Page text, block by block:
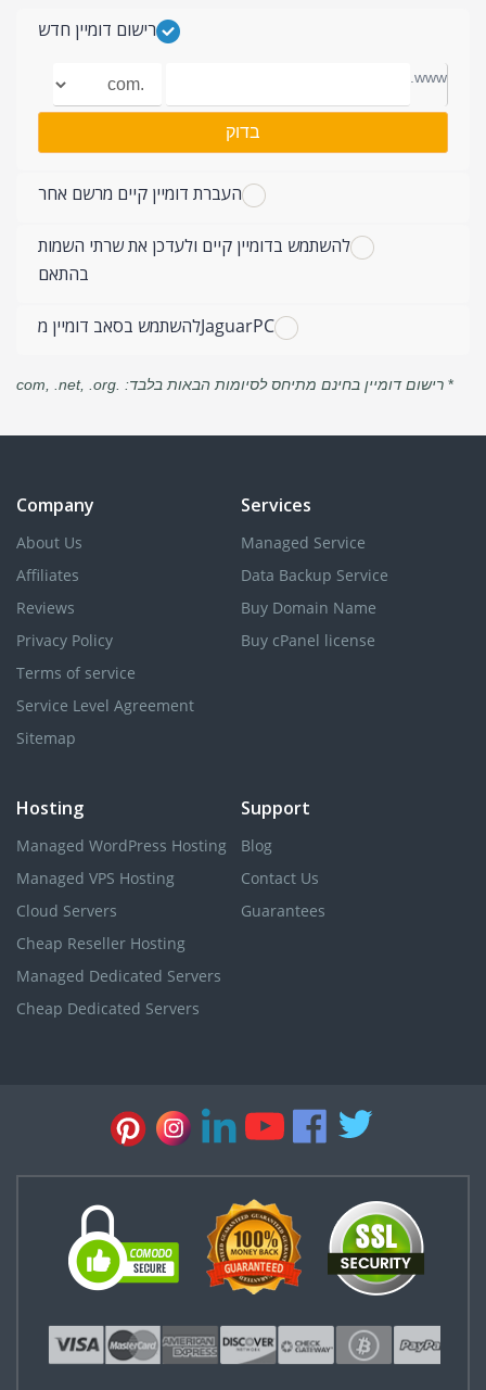
רישום דומיין חדש
www.
בדוק
העברת דומיין קיים מרשם אחר
להשתמש בדומיין קיים ולעדכן את שרתי השמות
בהתאם
JaguarPCלהשתמש בסאב דומיין מ
* רישום דומיין בחינם מתיחס לסיומות הבאות בלבד: .com, .net, .org
Company
About Us
Affiliates
Reviews
Privacy Policy
Terms of service
Service Level Agreement
Sitemap
Services
Managed Service
Data Backup Service
Buy Domain Name
Buy cPanel license
Hosting
Managed WordPress Hosting
Managed VPS Hosting
Cloud Servers
Cheap Reseller Hosting
Managed Dedicated Servers
Cheap Dedicated Servers
Support
Blog
Contact Us
Guarantees